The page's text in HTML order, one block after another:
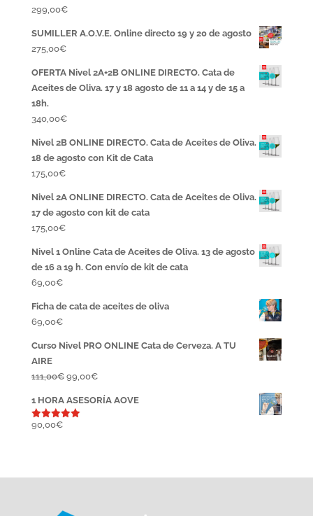
299,00€
SUMILLER A.O.V.E. Online directo 19 y 20 de agosto
275,00€
OFERTA Nivel 2A+2B ONLINE DIRECTO. Cata de
Aceites de Oliva. 17 y 18 agosto de 11 a 14 y de 15 a
18h.
340,00€
Nivel 2B ONLINE DIRECTO. Cata de Aceites de Oliva.
18 de agosto con Kit de Cata
175,00€
Nivel 2A ONLINE DIRECTO. Cata de Aceites de Oliva.
17 de agosto con kit de cata
175,00€
Nivel 1 Online Cata de Aceites de Oliva. 13 de agosto
de 16 a 19 h. Con envío de kit de cata
69,00€
Ficha de cata de aceites de oliva
69,00€
Curso Nivel PRO ONLINE Cata de Cerveza. A TU
AIRE
111,00€ El
original
99,00€El
actual
1 HORA ASESORÍA AOVE
Valorado
90,00€